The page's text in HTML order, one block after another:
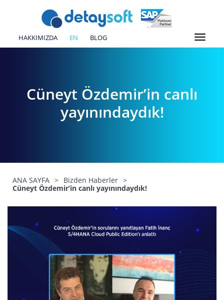
HAKKIMIZDA EN BLOG
Cüneyt Özdemir’in canlı
yayınındaydık!
ANA SAYFA > Bizden Haberler >
Cüneyt Özdemir’in canlı yayınındaydık!